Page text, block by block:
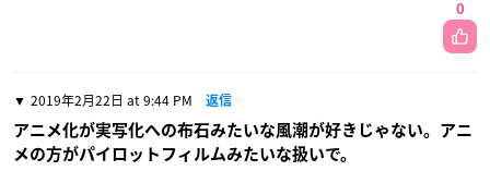
0
2019年2月22日 at 9:44 PM 返信
アニメ化が実写化への布石みたいな風潮が好きじゃない。アニ
メの方がパイロットフィルムみたいな扱いで。